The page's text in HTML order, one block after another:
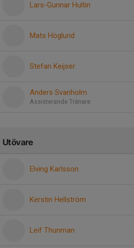
Lars-Gunnar Hultin
Mats Höglund
Stefan Keijser
Anders Svanholm
Assisterande Tränare
Utövare
Elving Karlsson
Kerstin Hellström
Leif Thunman